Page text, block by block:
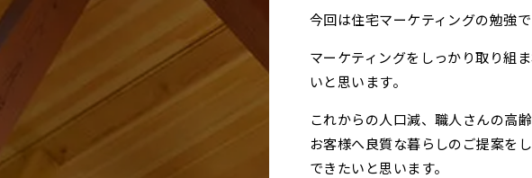
今回は住宅マーケティングの勉強で
マーケティングをしっかり取り組
いと思います。
これからの人口減、職人さんの高
お客様へ良質な暮らしのご提案を
できたいと思います。